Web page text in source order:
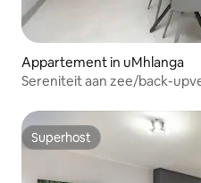
Appartement in uMhlanga
Sereniteit aan zee/back-
Superhost
Superhost